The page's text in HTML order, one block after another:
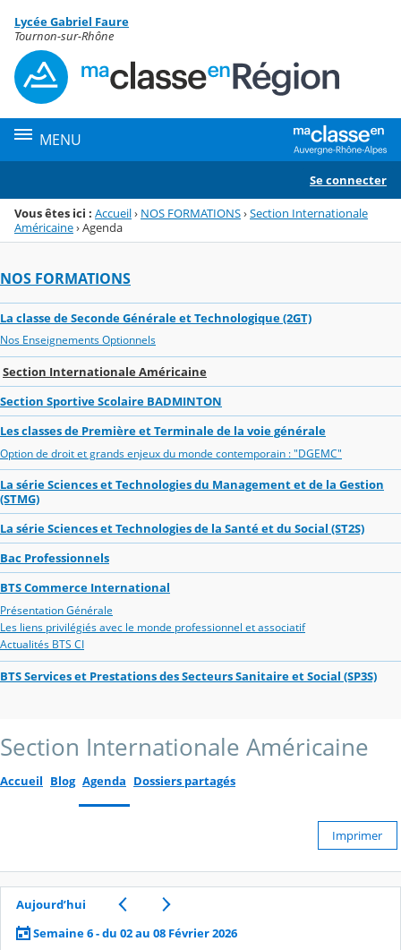
Menu de la rubrique
Contenu
Lycée Gabriel Faure
Tournon-sur-Rhône
MENU
Se connecter
Vous êtes ici : Accueil› NOS FORMATIONS›Section Internationale
Américaine›Agenda
NOS FORMATIONS
La classe de Seconde Générale et Technologique (2GT)
Nos Enseignements Optionnels
Section Internationale Américaine
Section Sportive Scolaire BADMINTON
Les classes de Première et Terminale de la voie générale
Option de droit et grands enjeux du monde contemporain : "DGEMC"
La série Sciences et Technologies du Management et de la Gestion
(STMG)
La série Sciences et Technologies de la Santé et du Social (ST2S)
Bac Professionnels
BTS Commerce International
Présentation Générale
Les liens privilégiés avec le monde professionnel et associatif
Actualités BTS CI
BTS Services et Prestations des Secteurs Sanitaire et Social (SP3S)
Section Internationale Américaine
Accueil Blog Agenda Dossiers partagés
Imprimer
Aujourd’hui
Semaine 6 - du 02 au 08 Février 2026